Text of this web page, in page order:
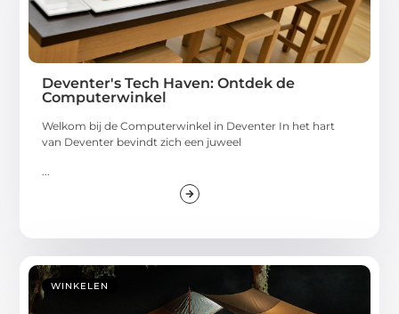
Deventer's Tech Haven: Ontdek de
Computerwinkel
Welkom bij de Computerwinkel in Deventer In het hart
van Deventer bevindt zich een juweel
WINKELEN